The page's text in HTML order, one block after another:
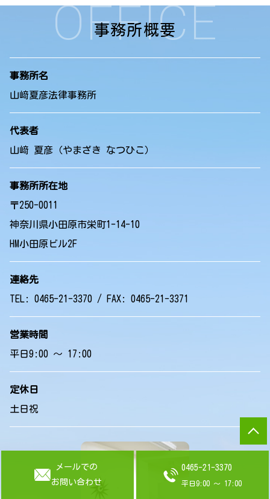
メールでの
お問い合わせ
0465-21-3370
平日9:00 ～ 17:00
OFFICE
事務所概要
事務所名
山﨑夏彦法律事務所
代表者
山﨑 夏彦（やまざき なつひこ）
事務所所在地
〒250-0011
神奈川県小田原市栄町1-14-10
HM小田原ビル2F
連絡先
TEL: 0465-21-3370 / FAX: 0465-21-3371
営業時間
平日9:00 ～ 17:00
定休日
土日祝